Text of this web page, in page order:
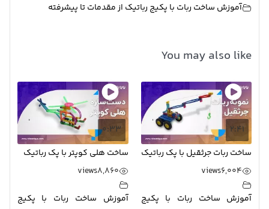
آموزش ساخت ربات با پکیج رباتیک از مقدمات تا پیشرفته
You may also like
2:41
ساخت ربات جرثقیل با پک رباتیک
6,004
views
آموزش ساخت ربات با پکیج
0:33
ساخت هلی کوپتر با پک رباتیک
8,860
views
آموزش ساخت ربات با پکیج